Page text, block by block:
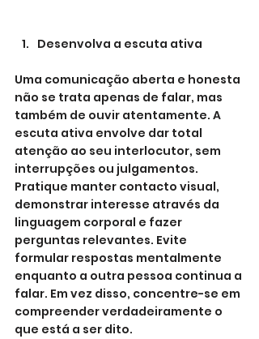
Desenvolva a escuta ativa
Uma comunicação aberta e honesta
não se trata apenas de falar, mas
também de ouvir atentamente. A
escuta ativa envolve dar total
atenção ao seu interlocutor, sem
interrupções ou julgamentos.
Pratique manter contacto visual,
demonstrar interesse através da
linguagem corporal e fazer
perguntas relevantes. Evite
formular respostas mentalmente
enquanto a outra pessoa continua a
falar. Em vez disso, concentre-se em
compreender verdadeiramente o
que está a ser dito.